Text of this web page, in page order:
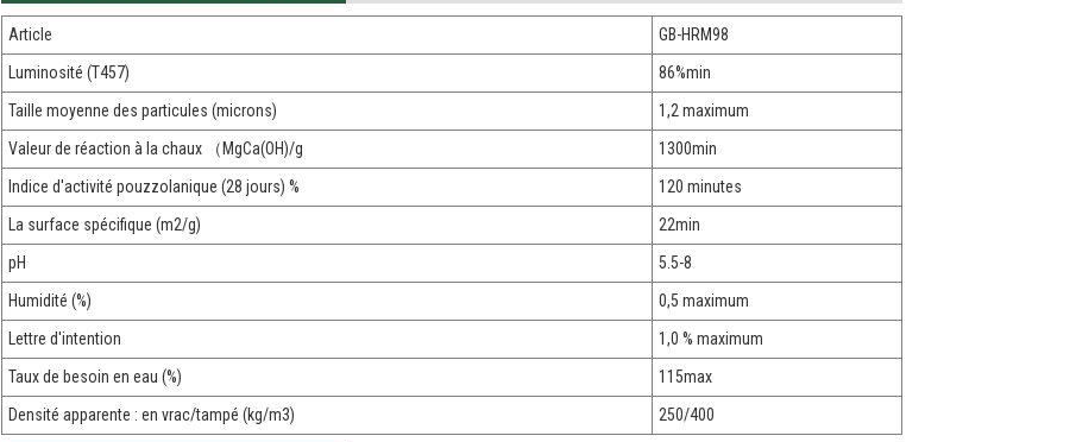
Article
GB-HRM98
Luminosité (T457)
86%min
Taille moyenne des particules (microns)
1,2 maximum
Valeur de réaction à la chaux （MgCa(OH)/g
1300min
Indice d'activité pouzzolanique (28 jours) %
120 minutes
La surface spécifique (m2/g)
22min
pH
5.5-8
Humidité (%)
0,5 maximum
Lettre d'intention
1,0 % maximum
Taux de besoin en eau (%)
115max
Densité apparente : en vrac/tampé (kg/m3)
250/400